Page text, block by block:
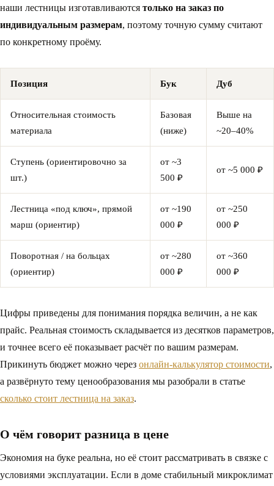
наши лестницы изготавливаются только на заказ по
индивидуальным размерам, поэтому точную сумму считают
по конкретному проёму.
Позиция Бук Дуб
Относительная стоимость
материала
Базовая
(ниже)
Выше на
~20–40%
Ступень (ориентировочно за
шт.)
от ~3
500 ₽
от ~5 000 ₽
Лестница «под ключ», прямой
марш (ориентир)
от ~190
000 ₽
от ~250
000 ₽
Поворотная / на больцах
(ориентир)
от ~280
000 ₽
от ~360
000 ₽
Цифры приведены для понимания порядка величин, а не как
прайс. Реальная стоимость складывается из десятков параметров,
и точнее всего её показывает расчёт по вашим размерам.
Прикинуть бюджет можно через онлайн-калькулятор стоимости,
а развёрнуто тему ценообразования мы разобрали в статье
сколько стоит лестница на заказ.
О чём говорит разница в цене
Экономия на буке реальна, но её стоит рассматривать в связке с
условиями эксплуатации. Если в доме стабильный микроклимат